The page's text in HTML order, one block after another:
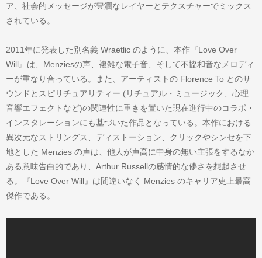
ア、社会的メッセージが豊潤なレイヤーとテクスチャーでミックス
されている。
2011年に発表した別名義 Wraetlic のように、本作『Love Over
Will』は、Menziesの声、複雑な電子音、そして不協和音なメロディ
ーが重なり合っている。また、アーティストの Florence To とのサ
ウンドとスピリチュアリティー (リチュアル・ミュージック、心理
音響エフェクトなど)の関連性に重きを置いた現在進行中のコラボ・
インスタレーションにも基づいた作品となっている。本作における
異次元なストリングス、ディストーション、クリックやシンセを下
地とした Menzies の声は、他人が声高に中身の無い主張をするなか
ある意味告白的であり、Arthur Russellの感情的な儚さを想起させ
る。『Love Over Will』は間違いなく Menzies のキャリア史上最高
傑作である。